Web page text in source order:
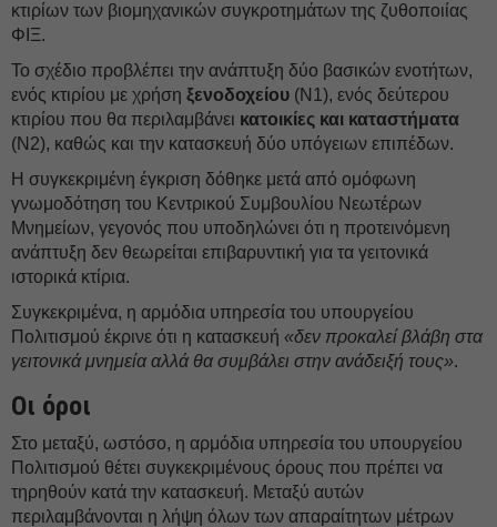
κτιρίων των βιομηχανικών συγκροτημάτων της ζυθοποιίας
ΦΙΞ.
Το σχέδιο προβλέπει την ανάπτυξη δύο βασικών ενοτήτων,
ενός κτιρίου με χρήση ξενοδοχείου (Ν1), ενός δεύτερου
κτιρίου που θα περιλαμβάνει κατοικίες και καταστήματα
(Ν2), καθώς και την κατασκευή δύο υπόγειων επιπέδων.
Η συγκεκριμένη έγκριση δόθηκε μετά από ομόφωνη
γνωμοδότηση του Κεντρικού Συμβουλίου Νεωτέρων
Μνημείων, γεγονός που υποδηλώνει ότι η προτεινόμενη
ανάπτυξη δεν θεωρείται επιβαρυντική για τα γειτονικά
ιστορικά κτίρια.
Συγκεκριμένα, η αρμόδια υπηρεσία του υπουργείου
Πολιτισμού έκρινε ότι η κατασκευή «δεν προκαλεί βλάβη στα
γειτονικά μνημεία αλλά θα συμβάλει στην ανάδειξή τους».
Οι όροι
Στο μεταξύ, ωστόσο, η αρμόδια υπηρεσία του υπουργείου
Πολιτισμού θέτει συγκεκριμένους όρους που πρέπει να
τηρηθούν κατά την κατασκευή. Μεταξύ αυτών
περιλαμβάνονται η λήψη όλων των απαραίτητων μέτρων